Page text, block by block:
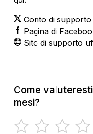
Conto di supporto
Pagina di
Sito di supporto
Come
mesi?